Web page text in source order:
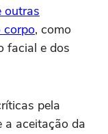
outras
corpo, como
facial e dos
pela
a aceitação da